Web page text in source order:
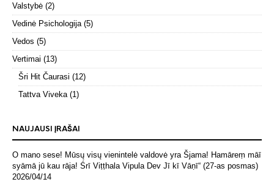
Valstybė (2)
Vedinė Psichologija (5)
Vedos (5)
Vertimai (13)
Šri Hit Čaurasi (12)
Tattva Viveka (1)
NAUJAUSI ĮRAŠAI
O mano sese! Mūsų visų vienintelė valdovė yra Šjama! Hamāreṃ māī
syāmā jū kau rāja! Śrī Viṭṭhala Vipula Dev Jī kī Vāṇī“ (27-as posmas)
2026/04/14